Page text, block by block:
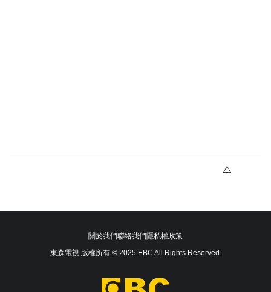
關於我們聯絡我們隱私權政策
東森電視 版權所有 © 2025 EBC All Rights Reserved.